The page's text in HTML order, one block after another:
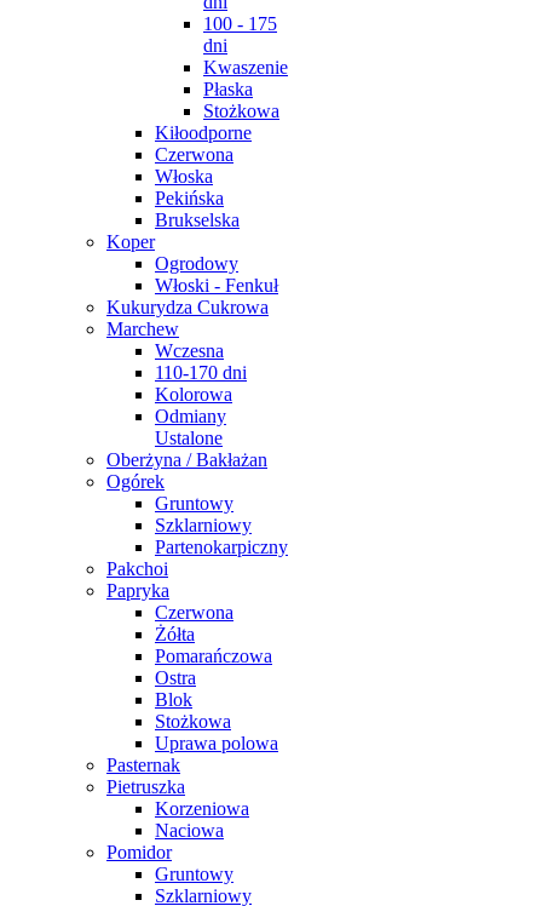
100 - 175
dni
Kwaszenie
Płaska
Stożkowa
Kiłoodporne
Czerwona
Włoska
Pekińska
Brukselska
Koper
Ogrodowy
Włoski - Fenkuł
Kukurydza Cukrowa
Marchew
Wczesna
110-170 dni
Kolorowa
Odmiany
Ustalone
Oberżyna / Bakłażan
Ogórek
Gruntowy
Szklarniowy
Partenokarpiczny
Pakchoi
Papryka
Czerwona
Żółta
Pomarańczowa
Ostra
Blok
Stożkowa
Uprawa polowa
Pasternak
Pietruszka
Korzeniowa
Naciowa
Pomidor
Gruntowy
Szklarniowy